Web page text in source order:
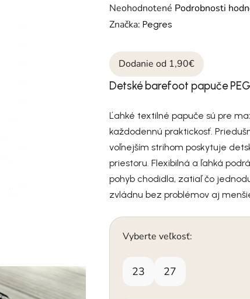
Priemerné hodnotenie produktu
Neohodnotené Podrobnosti
Značka:Pegres
Dodanie od 1,90€
Detské barefoot papuče
Ľahké textilné papuče sú pre
každodennú praktickosť.
voľnejším strihom poskytuje
priestoru. Flexibilná a ľahká
pohyb chodidla, zatiaľ čo
zvládnu bez problémov aj
Vyberte veľkosť:
23 27